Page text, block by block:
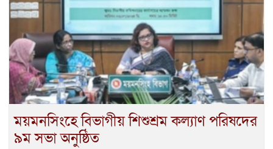
ময়মনসিংহে বিভাগীয় শিশুশ্রম কল্যাণ পরিষদের
৯ম সভা অনুষ্ঠিত